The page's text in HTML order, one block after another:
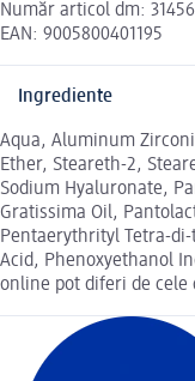
Număr articol dm:
EAN: 9005800401195
Ingrediente
Aqua, Aluminum
Ether, Steareth-2,
Sodium Hyaluronate,
Gratissima Oil,
Pentaerythrityl Tetra-
Acid, Phenoxyethanol
online pot diferi de cele